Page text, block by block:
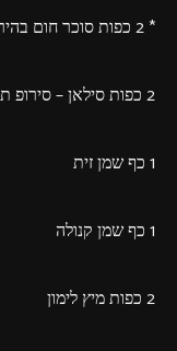
* 2 כפות סוכר חום בהיר
2 כפות סילאן – סירופ תמרים
1 כף שמן זית
1 כף שמן קנולה
2 כפות מיץ לימון